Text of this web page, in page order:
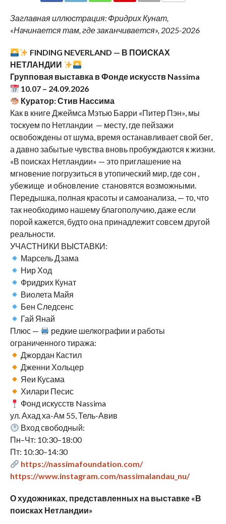
Заглавная иллюстрация: Фридрих Кунат,
«Начинается там, где заканчивается», 2025-2026
FINDING NEVERLAND — В ПОИСКАХ
НЕТЛАНДИИ
Групповая выставка в Фонде искусств Nassima
10.07 – 24.09.2026
Куратор: Стив Нассима
Как в книге Джеймса Мэтью Барри «Питер Пэн», мы
тоскуем по Нетландии — месту, где пейзажи
освобождены от шума, время останавливает свой бег,
а давно забытые чувства вновь пробуждаются к жизни.
«В поисках Нетландии» — это приглашение на
мгновение погрузиться в утопический мир, где сон ,
убежище и обновление становятся возможными.
Передышка, полная красоты и самоанализа, — то, что
так необходимо нашему благополучию, даже если
порой кажется, будто она принадлежит совсем другой
реальности.
УЧАСТНИКИ ВЫСТАВКИ:
Марсель Дзама
Нир Ход
Фридрих Кунат
Виолета Майя
Бен Следсенс
Гай Янай
Плюс —
редкие шелкографии и работы
ограниченного тиража:
Джордан Кастил
Дженни Хольцер
Яеи Кусама
Хилари Песис
Фонд искусств Nassima
ул. Ахад ха-Ам 55, Тель-Авив
Вход свободный:
Пн–Чт: 10:30–18:00
Пт: 10:30–14:30
https://nassimafoundation.com/
https://www.instagram.com/nassimalandau_nu/
О художниках, представленных на выставке «В
поисках Нетландии»